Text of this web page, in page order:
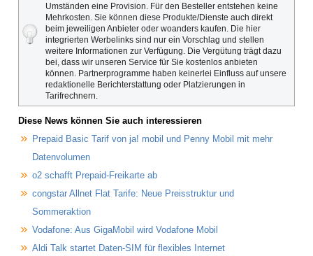
Umständen eine Provision. Für den Besteller entstehen keine
Mehrkosten. Sie können diese Produkte/Dienste auch direkt
beim jeweiligen Anbieter oder woanders kaufen. Die hier
integrierten Werbelinks sind nur ein Vorschlag und stellen
weitere Informationen zur Verfügung. Die Vergütung trägt dazu
bei, dass wir unseren Service für Sie kostenlos anbieten
können. Partnerprogramme haben keinerlei Einfluss auf unsere
redaktionelle Berichterstattung oder Platzierungen in
Tarifrechnern.
Diese News können Sie auch interessieren
Prepaid Basic Tarif von ja! mobil und Penny Mobil mit mehr
Datenvolumen
o2 schafft Prepaid-Freikarte ab
congstar Allnet Flat Tarife: Neue Preisstruktur und
Sommeraktion
Vodafone: Aus GigaMobil wird Vodafone Mobil
Aldi Talk startet Daten-SIM für flexibles Internet